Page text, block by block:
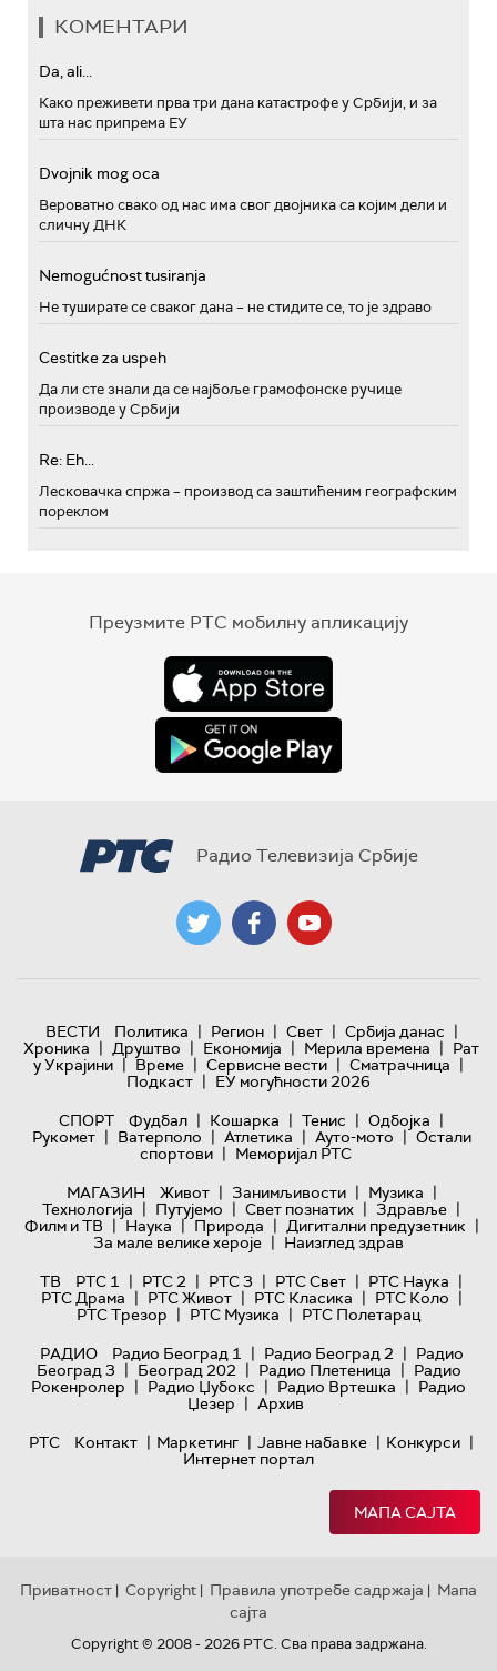
КОМЕНТАРИ
Da, ali...
Како преживети прва три дана катастрофе у Србији, и за
шта нас припрема ЕУ
Dvojnik mog oca
Вероватно свако од нас има свог двојника са којим дели и
сличну ДНК
Nemogućnost tusiranja
Не туширате се сваког дана – не стидите се, то је здраво
Cestitke za uspeh
Да ли сте знали да се најбоље грамофонске ручице
производе у Србији
Re: Eh...
Лесковачка спржа – производ са заштићеним географским
пореклом
Преузмите РТС мобилну апликацију
Радио Телевизија Србије
ВЕСТИ Политика | Регион | Свет | Србија данас |
Хроника | Друштво | Економија | Мерила времена | Рат
у Украјини | Време | Сервисне вести | Сматрачница |
Подкаст | ЕУ могућности 2026
СПОРТ
Фудбал | Кошарка | Тенис | Одбојка |
Рукомет | Ватерполо | Атлетика | Ауто-мото | Остали
спортови | Меморијал РТС
МАГАЗИН
Живот | Занимљивости | Музика |
Технологијa | Путујемо | Свет познатих | Здравље |
Филм и ТВ | Наука | Природа | Дигитални предузетник |
За мале велике хероје | Наизглед здрав
ТВ
РТС 1 | РТС 2 | РТС 3 | РТС Свет | РТС Наука |
РТС Драма | РТС Живот | РТС Класика | РТС Коло |
РТС Трезор | РТС Музика | РТС Полетарац
РАДИО
Радио Београд 1 | Радио Београд 2 | Радио
Београд 3 | Београд 202 | Радио Плетеница | Радио
Рокенролер | Радио Џубокс | Радио Вртешка | Радио
Џезер | Архив
РТС
Контакт | Маркетинг | Јавне набавке | Конкурси |
Интернет портал
МАПА САЈТА
Приватност | Copyright | Правила употребе садржаја | Мапа
сајта
Copyright © 2008 - 2026 РТС. Сва права задржана.